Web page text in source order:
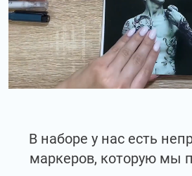
В наборе у нас есть
маркеров, которую мы